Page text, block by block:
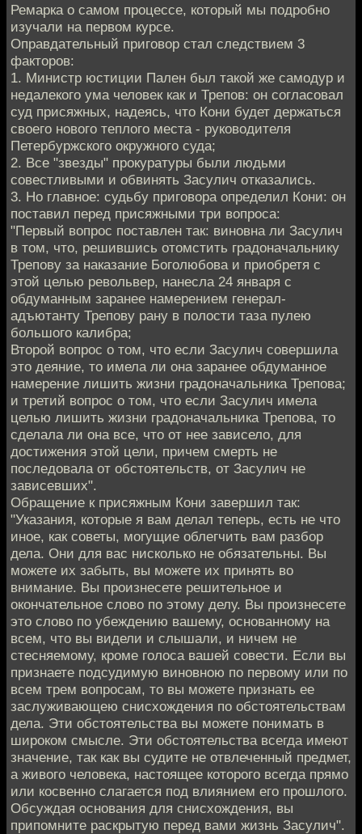
Ремарка о самом процессе, который мы подробно
изучали на первом курсе.
Оправдательный приговор стал следствием 3
факторов:
1. Министр юстиции Пален был такой же самодур и
недалекого ума человек как и Трепов: он согласовал
суд присяжных, надеясь, что Кони будет держаться
своего нового теплого места - руководителя
Петербуржского окружного суда;
2. Все "звезды" прокуратуры были людьми
совестливыми и обвинять Засулич отказались.
3. Но главное: судьбу приговора определил Кони: он
поставил перед присяжными три вопроса:
"Первый вопрос поставлен так: виновна ли Засулич
в том, что, решившись отомстить градоначальнику
Трепову за наказание Боголюбова и приобретя с
этой целью револьвер, нанесла 24 января с
обдуманным заранее намерением генерал-
адъютанту Трепову рану в полости таза пулею
большого калибра;
Второй вопрос о том, что если Засулич совершила
это деяние, то имела ли она заранее обдуманное
намерение лишить жизни градоначальника Трепова;
и третий вопрос о том, что если Засулич имела
целью лишить жизни градоначальника Трепова, то
сделала ли она все, что от нее зависело, для
достижения этой цели, причем смерть не
последовала от обстоятельств, от Засулич не
зависевших".
Обращение к присяжным Кони завершил так:
"Указания, которые я вам делал теперь, есть не что
иное, как советы, могущие облегчить вам разбор
дела. Они для вас нисколько не обязательны. Вы
можете их забыть, вы можете их принять во
внимание. Вы произнесете решительное и
окончательное слово по этому делу. Вы произнесете
это слово по убеждению вашему, основанному на
всем, что вы видели и слышали, и ничем не
стесняемому, кроме голоса вашей совести. Если вы
признаете подсудимую виновною по первому или по
всем трем вопросам, то вы можете признать ее
заслуживающею снисхождения по обстоятельствам
дела. Эти обстоятельства вы можете понимать в
широком смысле. Эти обстоятельства всегда имеют
значение, так как вы судите не отвлеченный предмет,
а живого человека, настоящее которого всегда прямо
или косвенно слагается под влиянием его прошлого.
Обсуждая основания для снисхождения, вы
припомните раскрытую перед вами жизнь Засулич".